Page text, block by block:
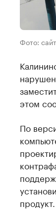
Фото:
этом
По
продукт.